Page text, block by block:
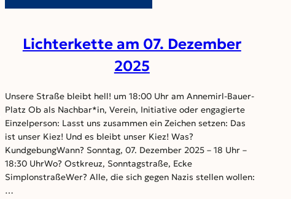
Lichterkette am 07. Dezember
2025
Unsere Straße bleibt hell! um 18:00 Uhr am Annemirl-Bauer-
Platz Ob als Nachbar*in, Verein, Initiative oder engagierte
Einzelperson: Lasst uns zusammen ein Zeichen setzen: Das
ist unser Kiez! Und es bleibt unser Kiez! Was?
KundgebungWann? Sonntag, 07. Dezember 2025 – 18 Uhr –
18:30 UhrWo? Ostkreuz, Sonntagstraße, Ecke
SimplonstraßeWer? Alle, die sich gegen Nazis stellen wollen:
…